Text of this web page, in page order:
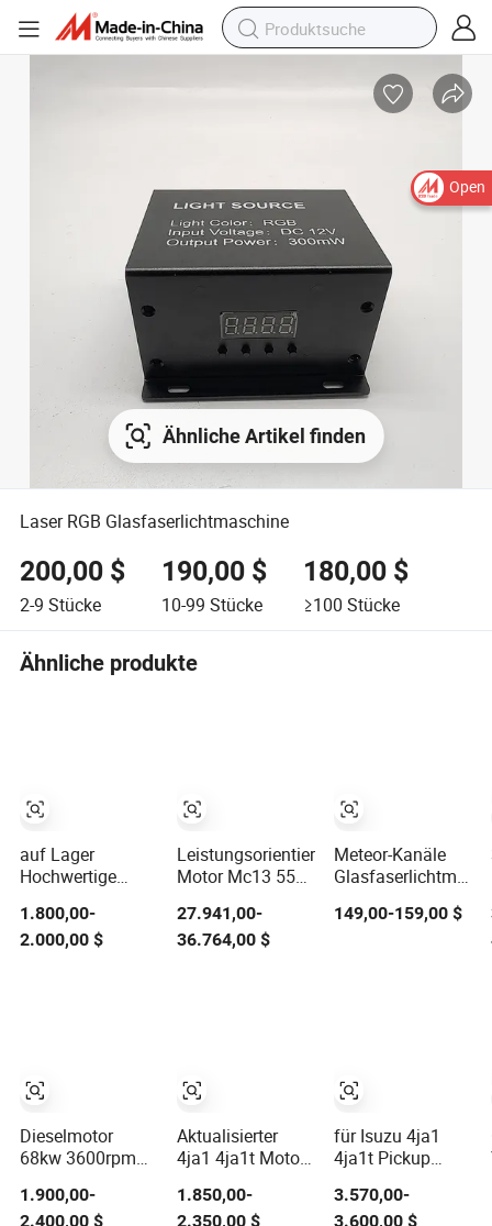
Open
Ähnliche Artikel finden
Laser RGB Glasfaserlichtmaschine
200,00 $
2-9 Stücke
190,00 $
10-99 Stücke
180,00 $
≥100 Stücke
Ähnliche produkte
auf Lager
Hochwertige
Komplett Diesel-
Motorenbaugruppe
Pickups
1.800,00-
2.000,00 $
Dieselmotor
68kw 3600rpm
für
1.900,00-
2.400,00 $
Leistungsorientierter
Motor Mc13 55
Fischerboote
27.941,00-
36.764,00 $
Aktualisierter
4ja1 4ja1t Motor
Isuzu 2.8t Pickup
1.850,00-
2.350,00 $
Meteor-Kanäle
Fernbedienung
149,00-159,00 $
für Isuzu 4ja1
4ja1t Pickup
Motorbaugruppe
3.570,00-
3.600,00 $